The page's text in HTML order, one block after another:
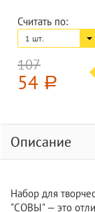
Считать по:
1 шт.
107
54 a
Описание
Набор для
"СОВЫ" — это